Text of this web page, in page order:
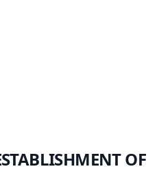
OF